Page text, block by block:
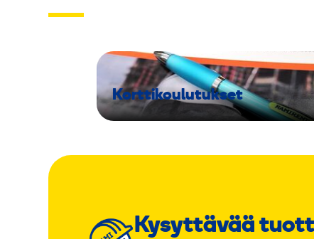
Korttikoulutukset
Kysyttävää